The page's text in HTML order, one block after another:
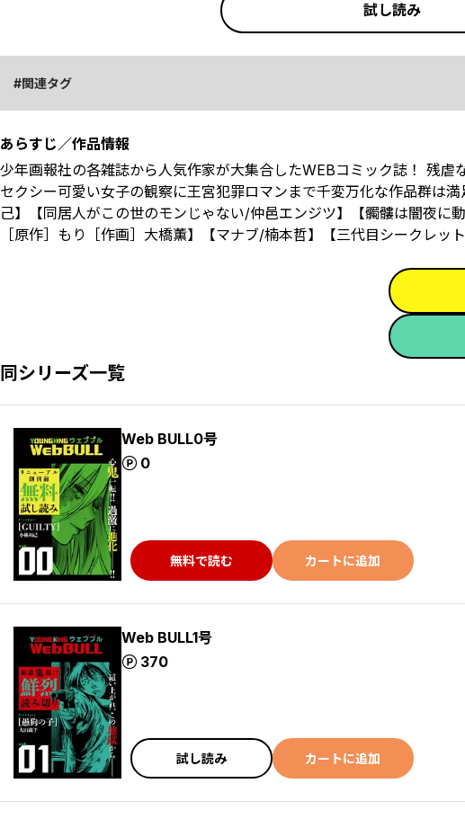
試し読み
関連タグ
あらすじ／作品情報
少年画報社の各雑誌から人気作家が大集合したWEBコミック誌！ 残虐
セクシー可愛い女子の観察に王宮犯罪ロマンまで千変万化な作品群は
己】【同居人がこの世のモンじゃない/仲邑エンジツ】【髑髏は闇夜
［原作］もり［作画］大橋薫】【マナブ/楠本哲】【三代目シークレッ
同シリーズ一覧
Web BULL0号
0
ポイント
無料で読む カートに追加
Web BULL1号
370
ポイント
試し読み カートに追加